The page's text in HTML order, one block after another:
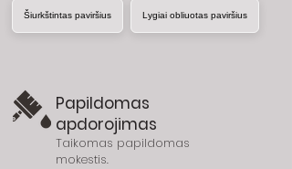
Šiurkštintas paviršius Lygiai obliuotas paviršius
Papildomas
apdorojimas
Taikomas papildomas
mokestis.